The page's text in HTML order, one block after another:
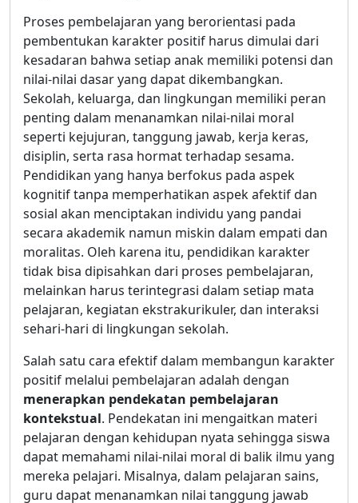
Proses pembelajaran yang berorientasi pada
pembentukan karakter positif harus dimulai dari
kesadaran bahwa setiap anak memiliki potensi dan
nilai-nilai dasar yang dapat dikembangkan.
Sekolah, keluarga, dan lingkungan memiliki peran
penting dalam menanamkan nilai-nilai moral
seperti kejujuran, tanggung jawab, kerja keras,
disiplin, serta rasa hormat terhadap sesama.
Pendidikan yang hanya berfokus pada aspek
kognitif tanpa memperhatikan aspek afektif dan
sosial akan menciptakan individu yang pandai
secara akademik namun miskin dalam empati dan
moralitas. Oleh karena itu, pendidikan karakter
tidak bisa dipisahkan dari proses pembelajaran,
melainkan harus terintegrasi dalam setiap mata
pelajaran, kegiatan ekstrakurikuler, dan interaksi
sehari-hari di lingkungan sekolah.
Salah satu cara efektif dalam membangun karakter
positif melalui pembelajaran adalah dengan
menerapkan pendekatan pembelajaran
kontekstual. Pendekatan ini mengaitkan materi
pelajaran dengan kehidupan nyata sehingga siswa
dapat memahami nilai-nilai moral di balik ilmu yang
mereka pelajari. Misalnya, dalam pelajaran sains,
guru dapat menanamkan nilai tanggung jawab